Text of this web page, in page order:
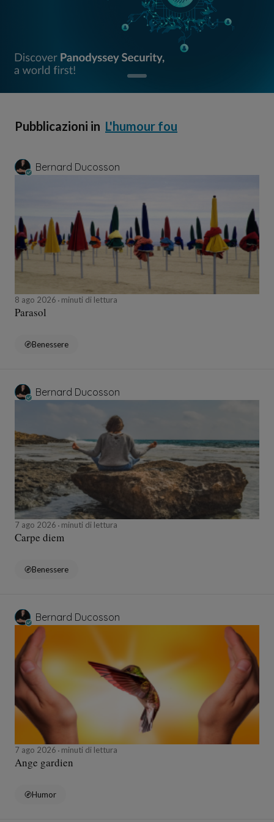
Pubblicazioni in L'humour fou
Bernard Ducosson
8 ago 2026 minuti di lettura
Parasol
Benessere
Bernard Ducosson
7 ago 2026 minuti di lettura
Carpe diem
Benessere
Bernard Ducosson
7 ago 2026 minuti di lettura
Ange gardien
Humor